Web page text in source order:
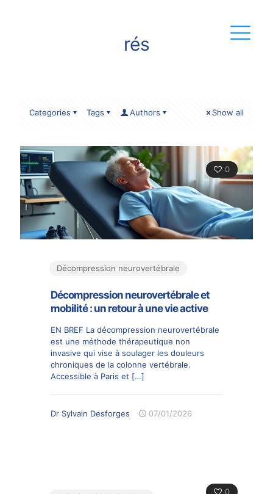
rés
Categories Tags Authors Show all
0
Décompression neurovertébrale
Décompression neurovertébrale et
mobilité : un retour à une vie active
EN BREF La décompression neurovertébrale
est une méthode thérapeutique non
invasive qui vise à soulager les douleurs
chroniques de la colonne vertébrale.
Accessible à Paris et […]
Dr Sylvain Desforges 07/01/2026
0